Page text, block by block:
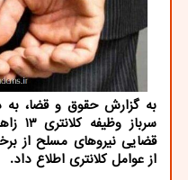
به گزارش حقوق و قضا، به
قضایی نیروهای مسلح از
از عوامل کلانتری اطلاع داد.